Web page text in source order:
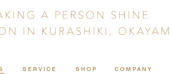
SERVICE
SHOP COMPANY